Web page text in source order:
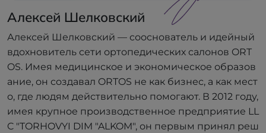
Алексей Шелковский
Алексей Шелковский — сооснователь и идейный
вдохновитель сети ортопедических салонов ORT
OS. Имея медицинское и экономическое образов
ание, он создавал ORTOS не как бизнес, а как мест
о, где людям действительно помогают. В 2012 году,
имея крупное производственное предприятие LL
C "TORHOVYI DIM "ALKOM", он первым принял реш